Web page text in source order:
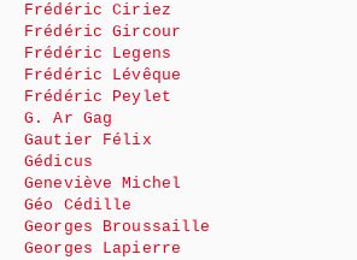
Frédéric Ciriez
Frédéric Gircour
Frédéric Legens
Frédéric Lévêque
Frédéric Peylet
G. Ar Gag
Gautier Félix
Gédicus
Geneviève Michel
Géo Cédille
Georges Broussaille
Georges Lapierre